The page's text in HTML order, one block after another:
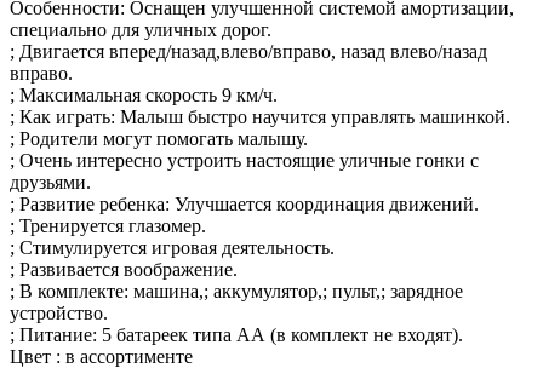
Особенности: Оснащен улучшенной системой амортизации,
специально для уличных дорог.
; Двигается вперед/назад,влево/вправо, назад влево/назад
вправо.
; Максимальная скорость 9 км/ч.
; Как играть: Малыш быстро научится управлять машинкой.
; Родители могут помогать малышу.
; Очень интересно устроить настоящие уличные гонки с
друзьями.
; Развитие ребенка: Улучшается координация движений.
; Тренируется глазомер.
; Стимулируется игровая деятельность.
; Развивается воображение.
; В комплекте: машина,; аккумулятор,; пульт,; зарядное
устройство.
; Питание: 5 батареек типа АА (в комплект не входят).
Цвет : в ассортименте